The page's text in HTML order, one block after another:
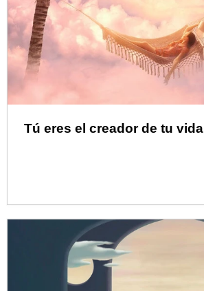
Tú eres el creador de tu vida